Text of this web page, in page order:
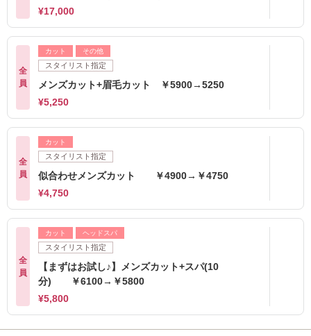
¥17,000
全
員
カット その他
スタイリスト指定
メンズカット+眉毛カット ￥5900→5250
¥5,250
全
員
カット
スタイリスト指定
似合わせメンズカット ￥4900→￥4750
¥4,750
全
員
カット ヘッドスパ
スタイリスト指定
【まずはお試し♪】メンズカット+スパ(10
分) ￥6100→￥5800
¥5,800